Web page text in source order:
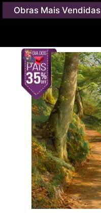
Obras Mais Vendidas